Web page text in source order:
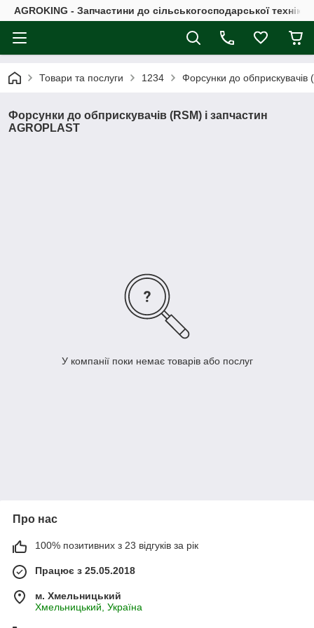
AGROKING - Запчастини до сільськогосподарської
Товари та послуги 1234 Форсунки до обприскувачів
Форсунки до обприскувачів (RSM) і запчастин
AGROPLAST
У компанії поки немає товарів або послуг
Про нас
100% позитивних з 23 відгуків за рік
Працює з 25.05.2018
м. Хмельницький
Хмельницький, Україна